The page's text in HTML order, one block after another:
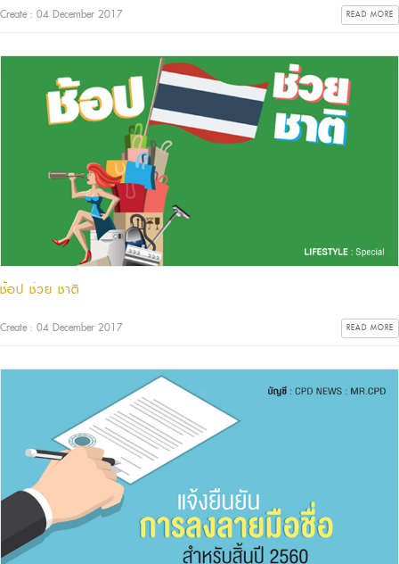
Create : 04 December 2017 READ MORE
ช้อป ช่วย ชาติ
Create : 04 December 2017 READ MORE